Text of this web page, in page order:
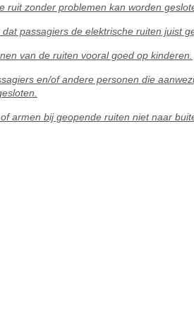
ruit zonder problemen kan worden
passagiers de elektrische ruiten juist
van de ruiten vooral goed op kinderen.
en/of andere personen die
armen bij geopende ruiten niet naar